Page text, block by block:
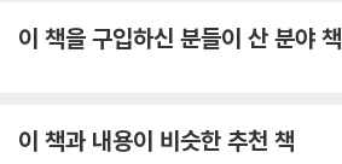
이 책을 구입하신 분들이 산 분야 책
이 책과 내용이 비슷한 추천 책